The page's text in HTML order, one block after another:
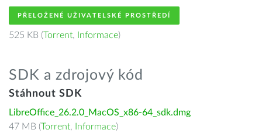
PŘELOŽENÉ UŽIVATELSKÉ PROSTŘEDÍ
525 KB (Torrent, Informace)
SDK a zdrojový kód
Stáhnout SDK
LibreOffice_26.2.0_MacOS_x86-64_sdk.dmg
47 MB (Torrent, Informace)